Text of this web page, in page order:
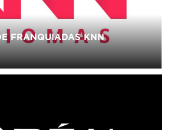
FRANQUIADAS KNN